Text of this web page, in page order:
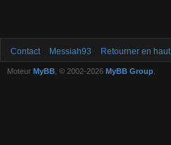
Contact Messiah93 Retourner en haut
Moteur MyBB , © 2002-2026 MyBB Group